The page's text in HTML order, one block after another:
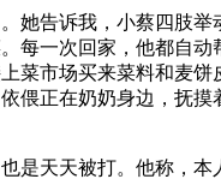
告诉我，小蔡四肢举
每一次回家，他都自动
菜市场买来菜料和麦饼
偎正在奶奶身边，抚摸
是天天被打。他称，本